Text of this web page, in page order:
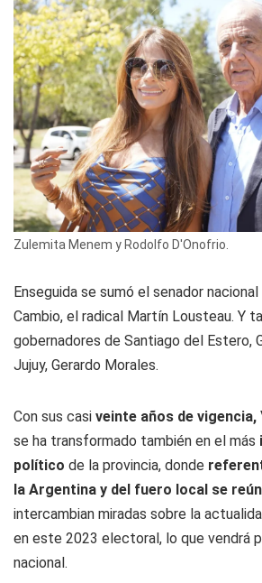
Zulemita Menem y Rodolfo D'Onofrio.
Enseguida se sumó el senador
Cambio, el radical Martín Lousteau. Y
gobernadores de Santiago del Estero,
Jujuy, Gerardo Morales.
Con sus casi veinte años de vigencia,
se ha transformado también en el más
político de la provincia, donde
la Argentina y del fuero local se
intercambian miradas sobre la
en este 2023 electoral, lo que vendrá
nacional.